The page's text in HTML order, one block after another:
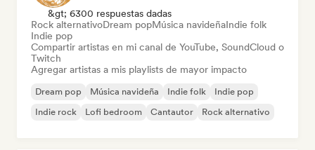
&gt; 6300 respuestas dadas
Rock alternativoDream popMúsica navideñaIndie folk
Indie pop
Compartir artistas en mi canal de YouTube, SoundCloud o
Twitch
Agregar artistas a mis playlists de mayor impacto
Dream pop Música navideña Indie folk
Indie pop
Indie rock
Lofi bedroom Cantautor Rock alternativo